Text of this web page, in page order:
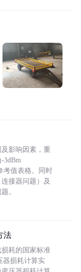
影响因素，重
3dBm
考值表格。同时
接器问题）及
。
法
耗的国家标准
器损耗计算实